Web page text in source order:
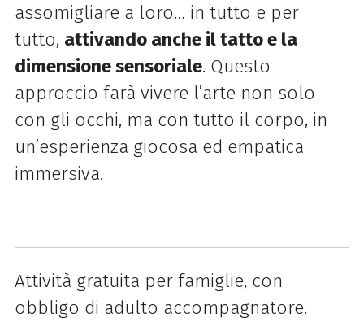
assomigliare a loro… in tutto e per
tutto, attivando anche il tatto e la
dimensione sensoriale. Questo
approccio farà vivere l’arte non solo
con gli occhi, ma con tutto il corpo, in
un’esperienza giocosa ed empatica
immersiva.
Attività gratuita per famiglie, con
obbligo di adulto accompagnatore.